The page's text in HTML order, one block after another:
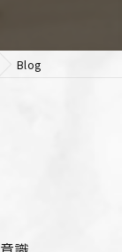
Blog